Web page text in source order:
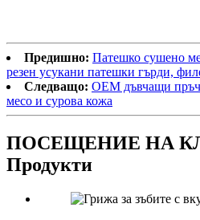
Предишно: Патешко сушено
резен усукани патешки гърди,
Следващо: OEM дъвчащи
месо и сурова кожа
ПОСЕЩЕНИЕ НА
Продукти